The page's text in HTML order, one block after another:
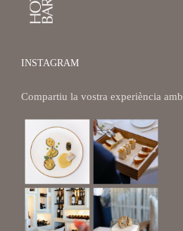
INSTAGRAM
Compartiu la vostra experiència amb